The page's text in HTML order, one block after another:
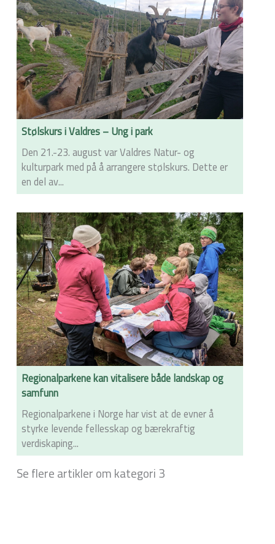
Stølskurs i Valdres – Ung i park
Den 21.-23. august var Valdres Natur- og
kulturpark med på å arrangere stølskurs. Dette er
en del av...
Regionalparkene kan vitalisere både landskap og
samfunn
Regionalparkene i Norge har vist at de evner å
styrke levende fellesskap og bærekraftig
verdiskaping...
Se flere artikler om kategori 3